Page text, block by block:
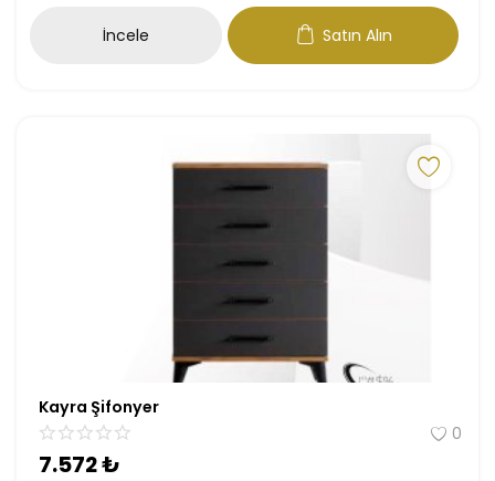
İncele Satın Alın
Kayra Şifonyer
0
7.572₺